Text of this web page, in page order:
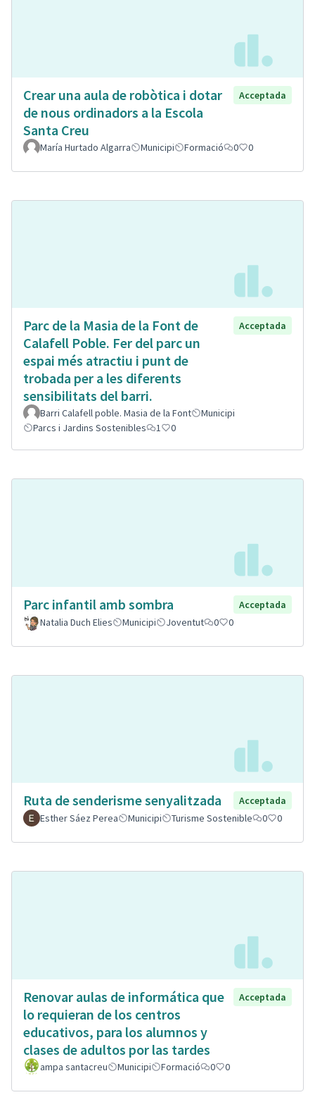
Crear una aula de robòtica i dotar
de nous ordinadors a la Escola
Santa Creu
Acceptada
María Hurtado Algarra Municipi Formació 0 0
Parc de la Masia de la Font de
Calafell Poble. Fer del parc un
espai més atractiu i punt de
trobada per a les diferents
sensibilitats del barri.
Acceptada
Barri Calafell poble. Masia de la Font
Municipi
Parcs i Jardins Sostenibles
1 0
Parc infantil amb sombra
Acceptada
Natalia Duch Elies
Municipi Joventut 0 0
Ruta de senderisme senyalitzada
Acceptada
Esther Sáez Perea
Municipi Turisme Sostenible 0 0
Renovar aulas de informática que
lo requieran de los centros
educativos, para los alumnos y
clases de adultos por las tardes
Acceptada
ampa santacreu Municipi Formació 0 0